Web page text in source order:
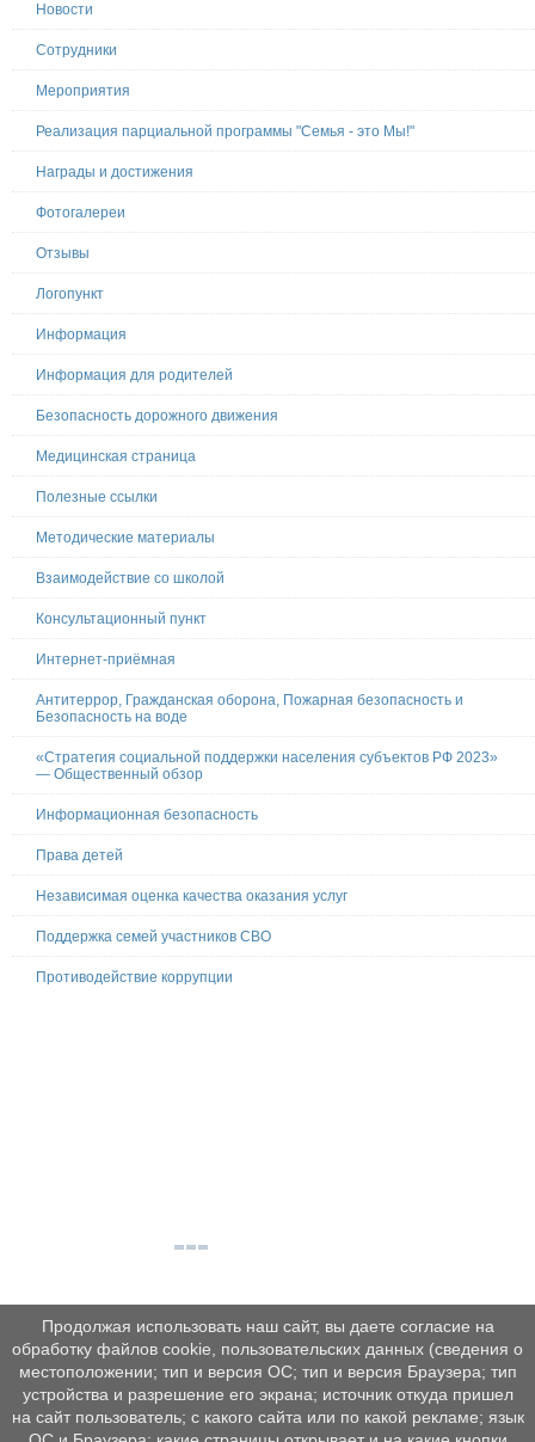
Новости
Сотрудники
Мероприятия
Реализация парциальной программы "Семья - это Мы!"
Награды и достижения
Фотогалереи
Отзывы
Логопункт
Информация
Информация для родителей
Безопасность дорожного движения
Медицинская страница
Полезные ссылки
Методические материалы
Взаимодействие со школой
Консультационный пункт
Интернет-приёмная
Антитеррор, Гражданская оборона, Пожарная безопасность и
Безопасность на воде
«Стратегия социальной поддержки населения субъектов РФ 2023»
— Общественный обзор
Информационная безопасность
Права детей
Независимая оценка качества оказания услуг
Поддержка семей участников СВО
Противодействие коррупции
Продолжая использовать наш сайт, вы даете согласие на
обработку файлов cookie, пользовательских данных (сведения о
местоположении; тип и версия ОС; тип и версия Браузера; тип
устройства и разрешение его экрана; источник откуда пришел
на сайт пользователь; с какого сайта или по какой рекламе; язык